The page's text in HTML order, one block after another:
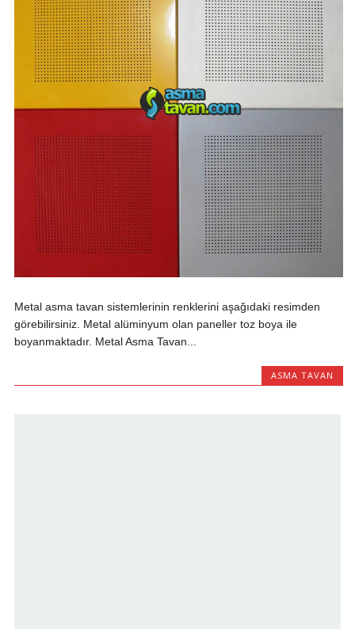
Metal asma tavan sistemlerinin renklerini aşağıdaki resimden
görebilirsiniz. Metal alüminyum olan paneller toz boya ile
boyanmaktadır. Metal Asma Tavan...
ASMA TAVAN